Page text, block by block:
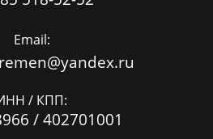
Email:
/ КПП:
/ 402701001